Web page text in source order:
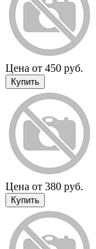
Цена от 450 руб.
Купить
Цена от 380 руб.
Купить